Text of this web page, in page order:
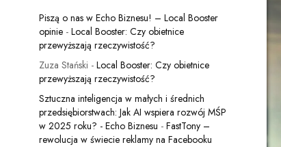
Piszą o nas w Echo Biznesu! – Local Booster
opinie - Local Booster: Czy obietnice
przewyższają rzeczywistość?
Zuza Stański - Local Booster: Czy obietnice
przewyższają rzeczywistość?
Sztuczna inteligencja w małych i średnich
przedsiębiorstwach: Jak AI wspiera rozwój MŚP
w 2025 roku? - Echo Biznesu - FastTony –
rewolucja w świecie reklamy na Facebooku